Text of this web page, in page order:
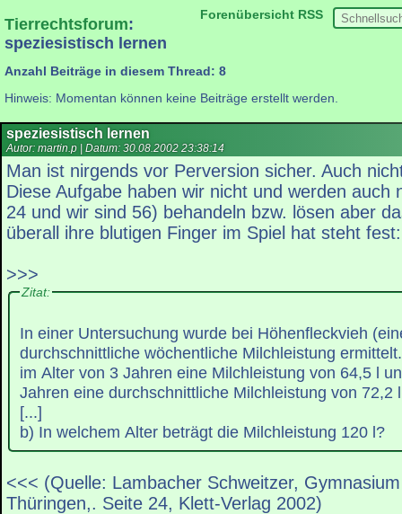
Forenübersicht RSS
Tierrechtsforum:
speziesistisch lernen
Anzahl Beiträge in diesem Thread: 8
Hinweis: Momentan können keine Beiträge erstellt werden.
speziesistisch lernen
Autor: martin.p | Datum: 30.08.2002 23:38:14
Man ist nirgends vor Perversion sicher. Auch
Diese Aufgabe haben wir nicht und werden auch
24 und wir sind 56) behandeln bzw. lösen aber
überall ihre blutigen Finger im Spiel hat steht fest:
>>>
Zitat:
In einer Untersuchung wurde bei Höhenfleckvieh
durchschnittliche wöchentliche Milchleistung
im Alter von 3 Jahren eine Milchleistung von 64,5 l
Jahren eine durchschnittliche Milchleistung von 72,2
[...]
b) In welchem Alter beträgt die Milchleistung 120 l?
<<< (Quelle: Lambacher Schweitzer,
Thüringen,. Seite 24, Klett-Verlag 2002)